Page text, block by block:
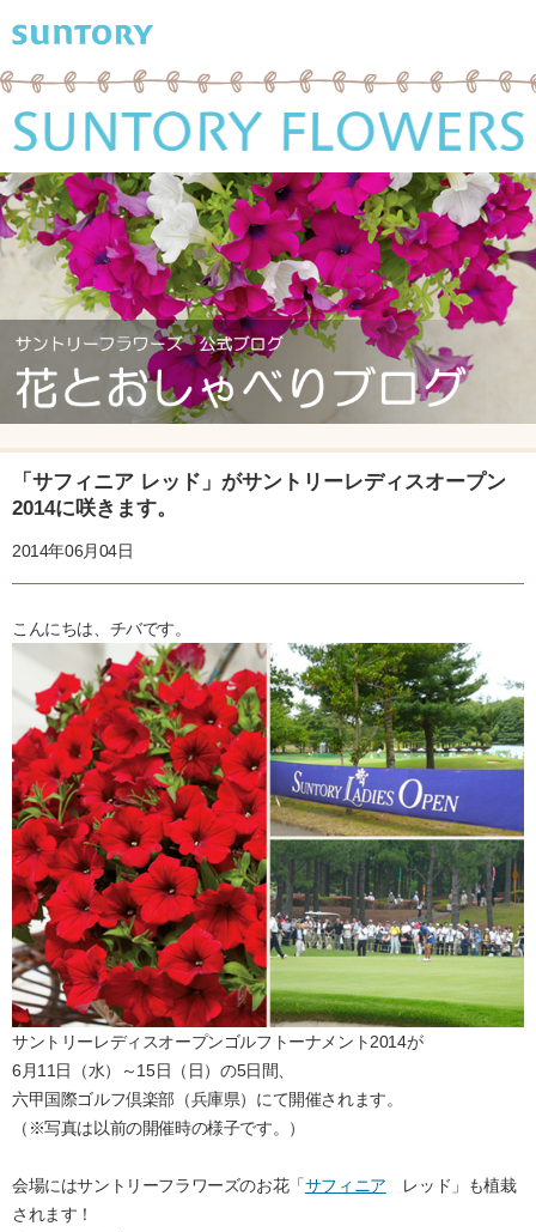
「サフィニア レッド」がサントリーレディスオープン
2014に咲きます。
2014年06月04日
こんにちは、チバです。
サントリーレディスオープンゴルフトーナメント2014が
6月11日（水）～15日（日）の5日間、
六甲国際ゴルフ倶楽部（兵庫県）にて開催されます。
（※写真は以前の開催時の様子です。）
会場にはサントリーフラワーズのお花「サフィニア レッド」も植栽
されます！